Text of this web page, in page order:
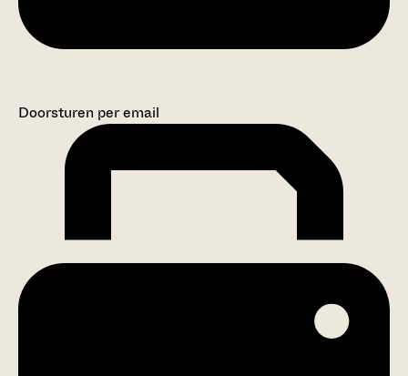
Doorsturen per email